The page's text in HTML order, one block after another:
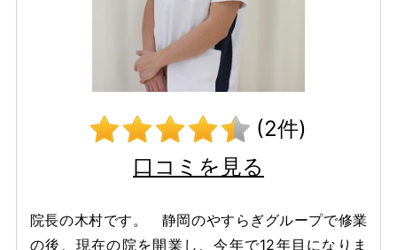
(2件)
口コミを見る
院長の木村です。 静岡のやすらぎグループで修業
の後、現在の院を開業し、今年で12年目になりま